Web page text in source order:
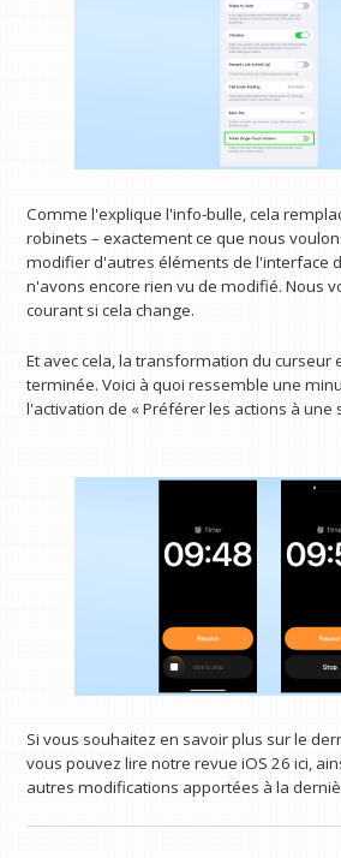
Comme l'explique l'info-bulle, cela
robinets – exactement ce que nous
modifier d'autres éléments de l'interface
n'avons encore rien vu de modifié. Nous
courant si cela change.
Et avec cela, la transformation du curseur
terminée. Voici à quoi ressemble une
l'activation de « Préférer les actions à une
Si vous souhaitez en savoir plus sur le
vous pouvez lire notre revue iOS 26 ici,
autres modifications apportées à la